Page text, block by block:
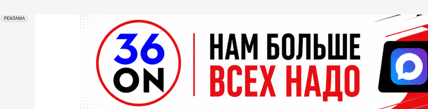
РЕКЛАМА